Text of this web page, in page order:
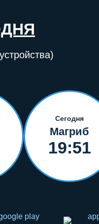
Сегодня
Магриб
19:51